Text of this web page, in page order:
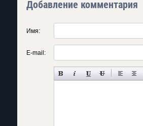
Добавление комментария
Имя:
E-mail: